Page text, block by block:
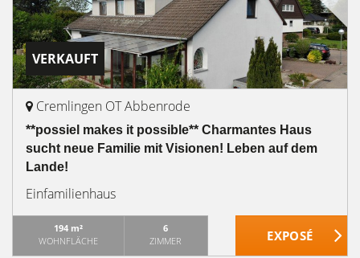
VERKAUFT
Cremlingen OT Abbenrode
**possiel makes it possible** Charmantes Haus
sucht neue Familie mit Visionen! Leben auf dem
Lande!
Einfamilienhaus
194 m²
WOHNFLÄCHE
6
ZIMMER